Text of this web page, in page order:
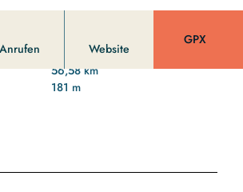
CC-BY-SA
Anrufen Website
GPX
56,58 km
181 m